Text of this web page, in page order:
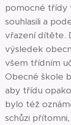
pomocné třídy
souhlasili a
vřazení dítěte.
výsledek
všem třídním
Obecné škole
aby třídu
bylo též
schůzi